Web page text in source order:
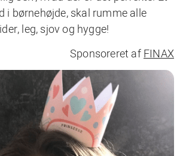
i børnehøjde, skal rumme alle
leg, sjov og hygge!
Sponsoreret af FINAX